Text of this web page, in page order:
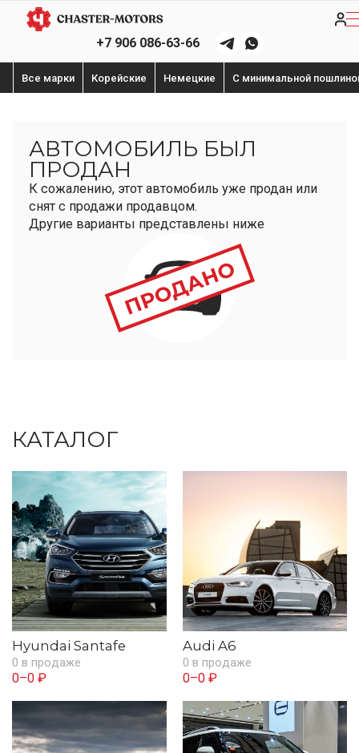
+7 906 086-63-66
Все марки Корейские Немецкие С минимальной
АВТОМОБИЛЬ БЫЛ
ПРОДАН
К сожалению, этот автомобиль уже продан или
снят с продажи продавцом.
Другие варианты представлены ниже
КАТАЛОГ
Hyundai Santafe
0 в продаже
0–0 ₽
Audi A6
0 в продаже
0–0 ₽